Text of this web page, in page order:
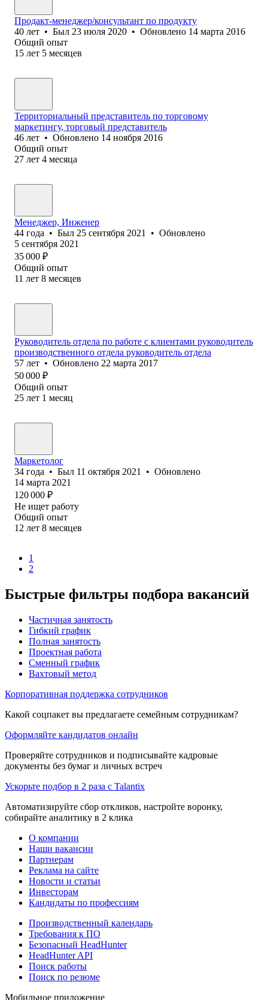
Продакт-менеджер/консультант по продукту
40 лет • Был 23 июля 2020 • Обновлено 14 марта 2016
Общий опыт
15 лет 5 месяцев
Территориальный представитель по торговому
маркетингу, торговый представитель
46 лет • Обновлено 14 ноября 2016
Общий опыт
27 лет 4 месяца
Менеджер, Инженер
44 года • Был 25 сентября 2021 • Обновлено
5 сентября 2021
35 000 ₽
Общий опыт
11 лет 8 месяцев
Руководитель отдела по работе с клиентами руководитель
производственного отдела руководитель отдела
57 лет • Обновлено 22 марта 2017
50 000 ₽
Общий опыт
25 лет 1 месяц
Маркетолог
34 года • Был 11 октября 2021 • Обновлено
14 марта 2021
120 000 ₽
Не ищет работу
Общий опыт
12 лет 8 месяцев
1
2
Быстрые фильтры подбора вакансий
Частичная занятость
Гибкий график
Полная занятость
Проектная работа
Сменный график
Вахтовый метод
Корпоративная поддержка сотрудников
Какой соцпакет вы предлагаете семейным сотрудникам?
Оформляйте кандидатов онлайн
Проверяйте сотрудников и подписывайте кадровые
документы без бумаг и личных встреч
Ускорьте подбор в 2 раза с Talantix
Автоматизируйте сбор откликов, настройте воронку,
собирайте аналитику в 2 клика
О компании
Наши вакансии
Партнерам
Реклама на сайте
Новости и статьи
Инвесторам
Кандидаты по профессиям
Производственный календарь
Требования к ПО
Безопасный HeadHunter
HeadHunter API
Поиск работы
Поиск по резюме
Мобильное приложение